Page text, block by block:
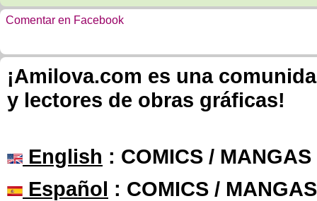
Comentar en Facebook
¡Amilova.com es una
y lectores de obras gráficas!
English : COMICS /
Español : COMICS /